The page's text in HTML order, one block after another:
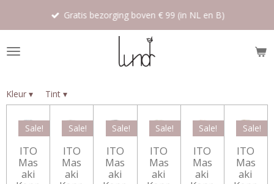
de
Gratis bezorging boven € 99 (in NL en B)
Kleur ▾ Tint ▾
Sale!
ITO
Mas
aki
Sale!
ITO
Mas
aki
Sale!
ITO
Mas
aki
Sale!
ITO
Mas
aki
Sale!
ITO
Mas
aki
Sale!
ITO
Mas
aki